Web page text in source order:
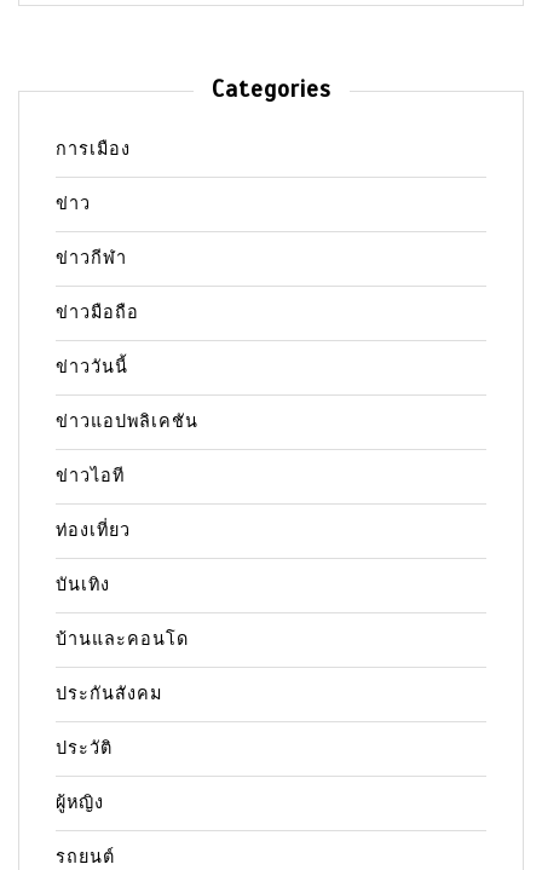
Categories
การเมือง
ข่าว
ข่าวกีฬา
ข่าวมือถือ
ข่าววันนี้
ข่าวแอปพลิเคชัน
ข่าวไอที
ท่องเที่ยว
บันเทิง
บ้านและคอนโด
ประกันสังคม
ประวัติ
ผู้หญิง
รถยนต์